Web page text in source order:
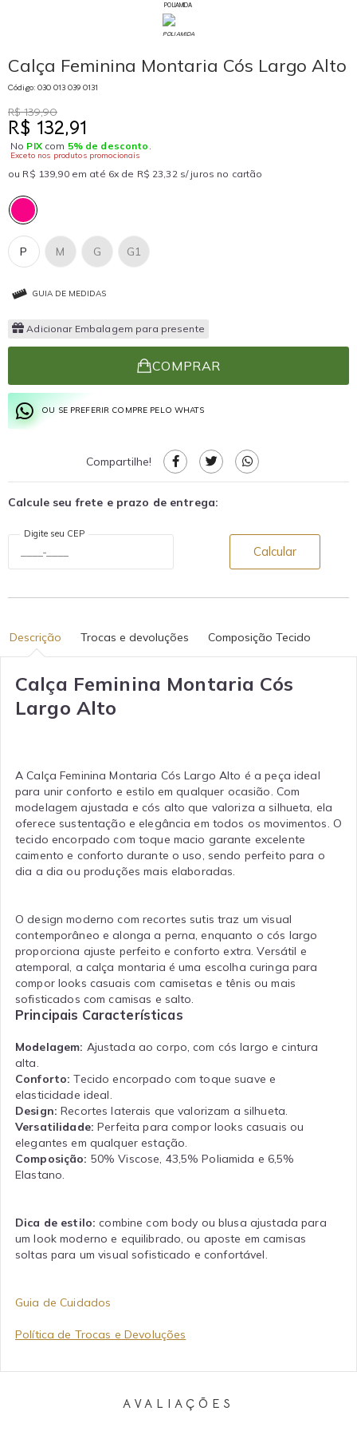
POLIAMIDA
Calça Feminina Montaria Cós Largo Alto
Código: 030 013 039 0131
R$ 139,90
R$ 132,91
No PIXcom 5% de desconto .
Exceto nos produtos promocionais
ou R$ 139,90 em até 6x de R$ 23,32 s/ juros no cartão
P G
M G1
GUIA DE MEDIDAS
Adicionar Embalagem para presente
COMPRAR
OU SE PREFERIR COMPRE PELO WHATS
Compartilhe!
Calcule seu frete e prazo de entrega:
Digite seu CEP
Calcular
Descrição Trocas e devoluções Composição Tecido
Calça Feminina Montaria Cós
Largo Alto
A Calça Feminina Montaria Cós Largo Alto é a peça ideal
para unir conforto e estilo em qualquer ocasião. Com
modelagem ajustada e cós alto que valoriza a silhueta, ela
oferece sustentação e elegância em todos os movimentos. O
tecido encorpado com toque macio garante excelente
caimento e conforto durante o uso, sendo perfeito para o
dia a dia ou produções mais elaboradas.
O design moderno com recortes sutis traz um visual
contemporâneo e alonga a perna, enquanto o cós largo
proporciona ajuste perfeito e conforto extra. Versátil e
atemporal, a calça montaria é uma escolha curinga para
compor looks casuais com camisetas e tênis ou mais
sofisticados com camisas e salto.
Principais Características
Modelagem: Ajustada ao corpo, com cós largo e cintura
alta.
Conforto: Tecido encorpado com toque suave e
elasticidade ideal.
Design: Recortes laterais que valorizam a silhueta.
Versatilidade: Perfeita para compor looks casuais ou
elegantes em qualquer estação.
Composição: 50% Viscose, 43,5% Poliamida e 6,5%
Elastano.
Dica de estilo: combine com body ou blusa ajustada para
um look moderno e equilibrado, ou aposte em camisas
soltas para um visual sofisticado e confortável.
Guia de Cuidados
Política de Trocas e Devoluções
AVALIAÇÕES